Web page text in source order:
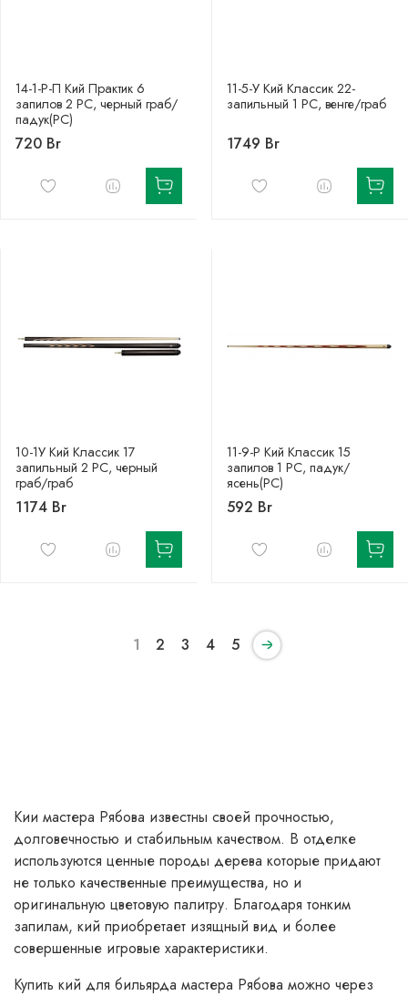
14-1-Р-П Кий Практик 6
запилов 2 РС, черный граб/
падук(РС)
720 Br
11-5-У Кий Классик 22-
запильный 1 РС, венге/граб
1749 Br
10-1У Кий Классик 17
запильный 2 РС, черный
граб/граб
1174 Br
11-9-Р Кий Классик 15
запилов 1 РС, падук/
ясень(РС)
592 Br
1 2 3 4 5
Кии мастера Рябова известны своей прочностью,
долговечностью и стабильным качеством. В отделке
используются ценные породы дерева которые придают
не только качественные преимущества, но и
оригинальную цветовую палитру. Благодаря тонким
запилам, кий приобретает изящный вид и более
совершенные игровые характеристики.
Купить кий для бильярда мастера Рябова можно через